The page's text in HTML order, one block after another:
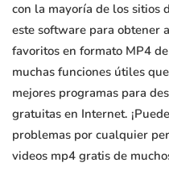
con la mayoría de los sitios
este software para obtener
favoritos en formato MP4
muchas funciones útiles
mejores programas para
gratuitas en Internet.
problemas por cualquier
videos mp4 gratis de